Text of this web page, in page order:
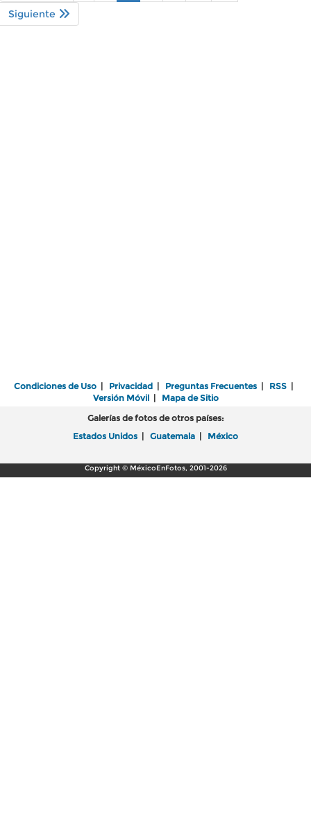
Siguiente
Condiciones de Uso | Privacidad | Preguntas Frecuentes | RSS |
Versión Móvil| Mapa de Sitio
Galerías de fotos de otros países:
Estados Unidos | Guatemala | México
Copyright © MéxicoEnFotos, 2001-2026